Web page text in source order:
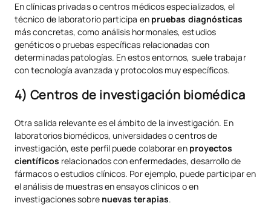
En clínicas privadas o centros médicos especializados, el
técnico de laboratorio participa en pruebas diagnósticas
más concretas, como análisis hormonales, estudios
genéticos o pruebas específicas relacionadas con
determinadas patologías. En estos entornos, suele trabajar
con tecnología avanzada y protocolos muy específicos.
4) Centros de investigación biomédica
Otra salida relevante es el ámbito de la investigación. En
laboratorios biomédicos, universidades o centros de
investigación, este perfil puede colaborar en proyectos
científicos relacionados con enfermedades, desarrollo de
fármacos o estudios clínicos. Por ejemplo, puede participar en
el análisis de muestras en ensayos clínicos o en
investigaciones sobre nuevas terapias.